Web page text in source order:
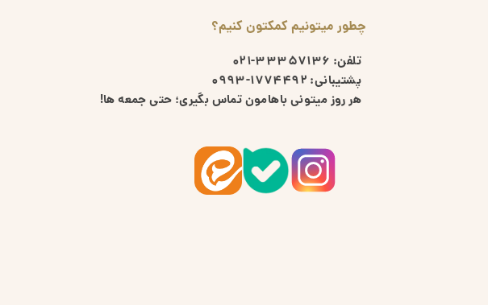
چطور میتونیم کمکتون کنیم؟
تلفن: 33357136-021
پشتیبانی: 1774492-0993
هر روز میتونی باهامون تماس بگیری؛ حتی جمعه ها!